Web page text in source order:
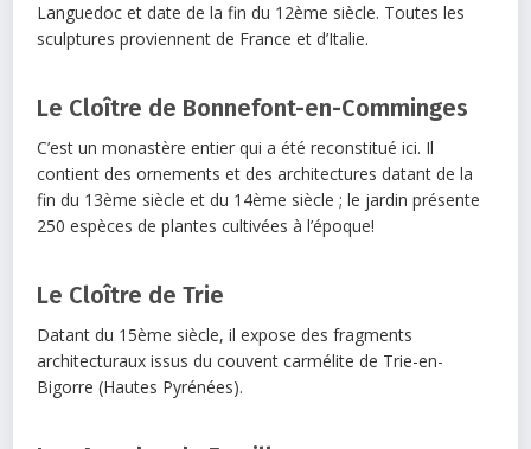
Languedoc et date de la fin du 12ème siècle. Toutes les
sculptures proviennent de France et d’Italie.
Le Cloître de Bonnefont-en-Comminges
C’est un monastère entier qui a été reconstitué ici. Il
contient des ornements et des architectures datant de la
fin du 13ème siècle et du 14ème siècle ; le jardin présente
250 espèces de plantes cultivées à l’époque!
Le Cloître de Trie
Datant du 15ème siècle, il expose des fragments
architecturaux issus du couvent carmélite de Trie-en-
Bigorre (Hautes Pyrénées).